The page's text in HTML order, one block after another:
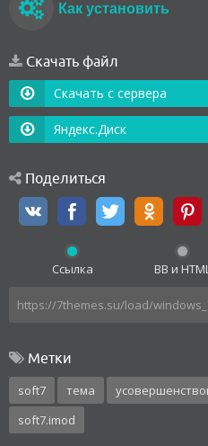
Как установить
Скачать файл
Скачать с сервера
Яндекс.Диск
Поделиться
Ссылка BB и HTML
Метки
soft7 тема
soft7.imod